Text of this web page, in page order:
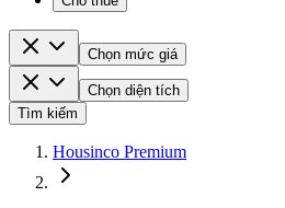
Chọn mức giá
Chọn diện tích
Tìm kiếm
Housinco Premium